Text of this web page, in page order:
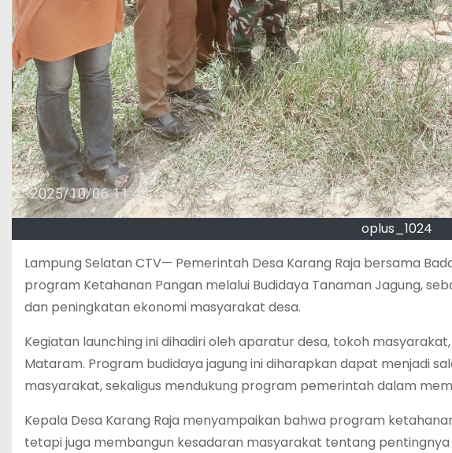
oplus_1024
Lampung Selatan CTV— Pemerintah Desa Karang Raja bersama
program Ketahanan Pangan melalui Budidaya Tanaman Jagung,
dan peningkatan ekonomi masyarakat desa.
Kegiatan launching ini dihadiri oleh aparatur desa, tokoh
Mataram. Program budidaya jagung ini diharapkan dapat menjadi
masyarakat, sekaligus mendukung program pemerintah dalam
Kepala Desa Karang Raja menyampaikan bahwa program
tetapi juga membangun kesadaran masyarakat tentang